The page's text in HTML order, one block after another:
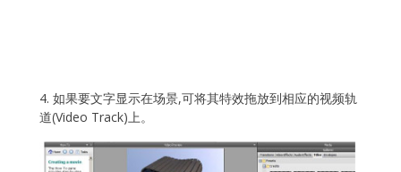
4. 如果要文字显示在场景,可将其特效拖放到相应的视频轨
道(Video Track)上。